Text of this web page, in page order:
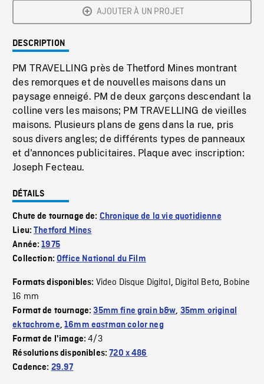
AJOUTER À UN PROJET
DESCRIPTION
PM TRAVELLING près de Thetford Mines montrant
des remorques et de nouvelles maisons dans un
paysage enneigé. PM de deux garçons descendant la
colline vers les maisons; PM TRAVELLING de vieilles
maisons. Plusieurs plans de gens dans la rue, pris
sous divers angles; de différents types de panneaux
et d'annonces publicitaires. Plaque avec inscription:
Joseph Fecteau.
DÉTAILS
Chute de tournage de: Chronique de la vie quotidienne
Lieu:Thetford Mines
Année:1975
Collection:Office National du Film
Formats disponibles: Video Disque Digital, Digital Beta, Bobine
16 mm
Format de tournage:35mm fine grain b&w, 35mm original
ektachrome,16mm eastman color neg
Format de l'image:4/3
Résolutions disponibles:720 x 486
Cadence: 29.97